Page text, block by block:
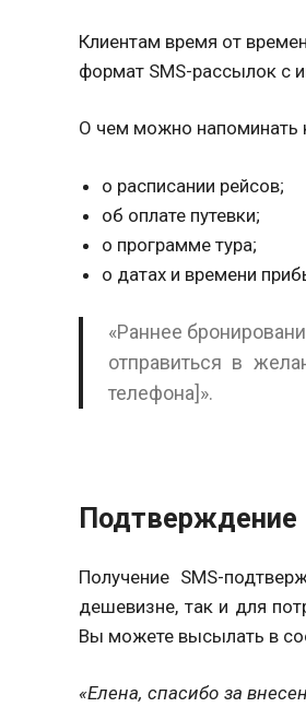
Клиентам время от
формат SMS-рассылок с
О чем можно напоминать
о расписании рейсов;
об оплате путевки;
о программе тура;
о датах и времени
«Раннее
отправиться в
телефона]».
Подтверждение
Получение SMS-
дешевизне, так и для
Вы можете высылать в
«Елена, спасибо за